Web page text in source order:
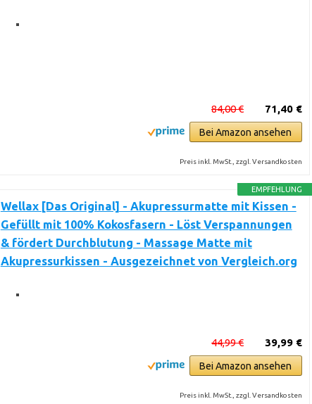
71,40 €
84,00 €
Bei Amazon ansehen
Preis inkl. MwSt., zzgl. Versandkosten
EMPFEHLUNG
Wellax [Das Original] - Akupressurmatte mit Kissen -
Gefüllt mit 100% Kokosfasern - Löst Verspannungen
& fördert Durchblutung - Massage Matte mit
Akupressurkissen - Ausgezeichnet von Vergleich.org
39,99 €
44,99 €
Bei Amazon ansehen
Preis inkl. MwSt., zzgl. Versandkosten